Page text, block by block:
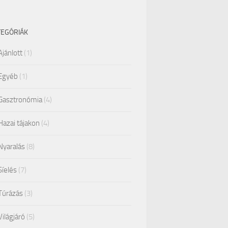
(1)
(1)
(4)
tájakon (4)
(8)
(7)
(3)
(5)